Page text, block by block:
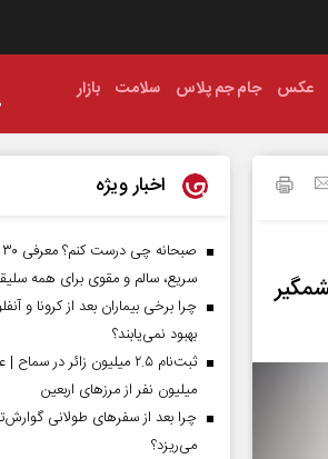
عکس جام جم پلاس سلامت بازار
اخبار ویژه
سریع، سالم و مقوی برای همه
چرا برخی بیماران بعد از کرونا و
بهبود نمی‌یابند؟
میلیون نفر از مرز‌های اربعین
چرا بعد از سفرهای طولانی
می‌ریزد؟